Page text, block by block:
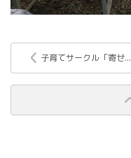
子育てサークル「寄せ...